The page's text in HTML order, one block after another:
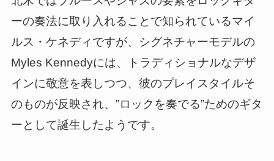
ーの奏法に取り入れることで知られているマイ
ルス・ケネディですが、シグネチャーモデルの
Myles Kennedyには、トラディショナルなデザ
インに敬意を表しつつ、彼のプレイスタイルそ
のものが反映され、”ロックを奏でる”ためのギタ
ーとして誕生したようです。